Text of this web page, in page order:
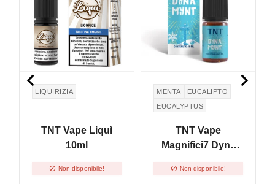
LIQUIRIZIA
TNT Vape Liquì
10ml
 Non disponibile!
MENTA
EUCALIPTO
EUCALYPTUS
TNT Vape
Magnifici7 Dyna
 Non disponibile!
 